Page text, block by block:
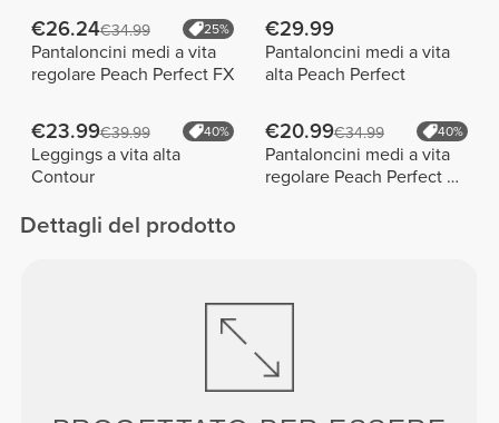
€26.24€34.99 25%
Pantaloncini medi a vita
regolare Peach Perfect FX
€29.99
Pantaloncini medi a vita
alta Peach Perfect
€23.99€39.99 40%
Leggings a vita alta
Contour
€20.99€34.99 40%
Pantaloncini medi a vita
regolare Peach Perfect FX
Dettagli del prodotto